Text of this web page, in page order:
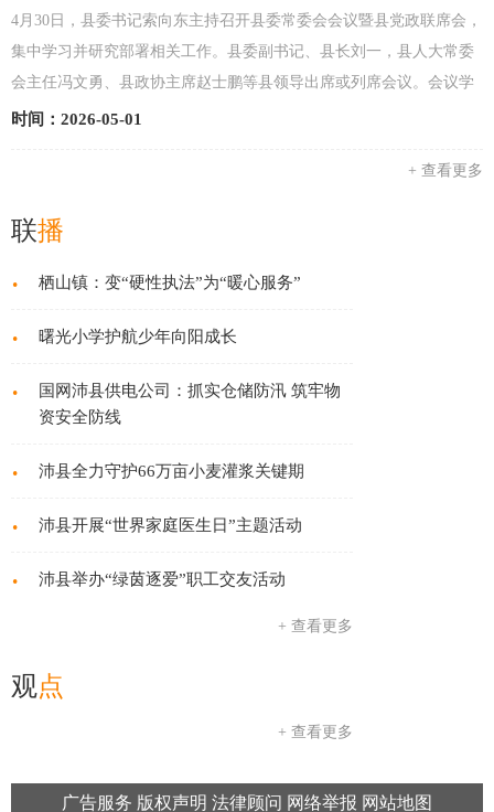
4月30日，县委书记索向东主持召开县委常委会会议暨县党政联席会，
集中学习并研究部署相关工作。县委副书记、县长刘一，县人大常委
会主任冯文勇、县政协主席赵士鹏等县领导出席或列席会议。会议学
习贯彻4月28日中共中央政治局会议精神和习近平总...
时间：2026-05-01
+ 查看更多
联播
· 栖山镇：变“硬性执法”为“暖心服务”
· 曙光小学护航少年向阳成长
·
国网沛县供电公司：抓实仓储防汛 筑牢物
资安全防线
· 沛县全力守护66万亩小麦灌浆关键期
· 沛县开展“世界家庭医生日”主题活动
· 沛县举办“绿茵逐爱”职工交友活动
+ 查看更多
观点
+ 查看更多
广告服务 版权声明 法律顾问 网络举报 网站地图